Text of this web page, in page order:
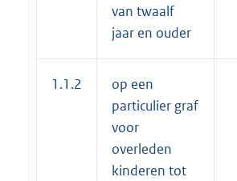
van twaalf
jaar en ouder
1.1.2
op een
particulier graf
voor
overleden
kinderen tot